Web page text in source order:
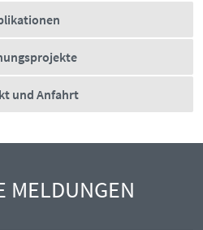
und Anfahrt
MELDUNGEN